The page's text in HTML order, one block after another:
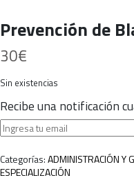
Prevención de
30€
Sin existencias
Recibe una notificación
Categorías:ADMINISTRACIÓN Y
ESPECIALIZACIÓN